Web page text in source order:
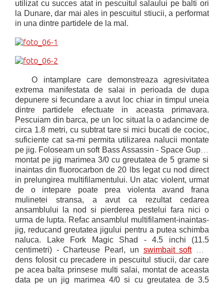
utilizat cu succes atat in pescuitul salaului pe balti ori
la Dunare, dar mai ales in pescuitul stiucii, a performat
in una dintre partidele de la mal.
O intamplare care demonstreaza agresivitatea
extrema manifestata de salai in perioada de dupa
depunere si fecundare a avut loc chiar in timpul uneia
dintre partidele efectuate in aceasta primavara.
Pescuiam din barca, pe un loc situat la o adancime de
circa 1.8 metri, cu subtrat tare si mici bucati de cocioc,
suficiente cat sa-mi permita utilizarea nalucii montate
pe jig. Foloseam un soft Bass Assassin - Space Guppy
montat pe jig marimea 3/0 cu greutatea de 5 grame si
inaintas din fluorocarbon de 20 lbs legat cu nod direct
in prelungirea multifilamentului. Un atac violent, urmat
de o intepare poate prea violenta avand frana
mulinetei stransa, a avut ca rezultat cedarea
ansamblului la nod si pierderea pestelui fara nici o
urma de lupta. Refac ansamblul multifilament-inaintas-
jig, reducand greutatea jigului pentru a putea schimba
naluca.
Lake Fork Magic Shad - 4.5 inchi (11.5
centimetri) - Charteuse Pearl , un swimbait softmai
dens folosit cu precadere in pescuitul stiucii, dar care
pe acea balta prinsese multi salai, montat de aceasta
data pe un jig marimea 4/0 si cu greutatea de 3.5